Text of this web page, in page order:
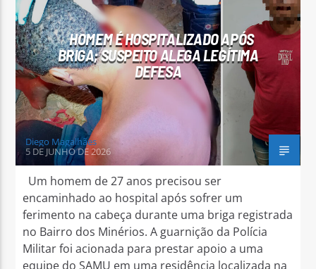
Arara Azul FM
HOMEM É HOSPITALIZADO APÓS
BRIGA; SUSPEITO ALEGA LEGÍTIMA
DEFESA
Diego Magalhães
5 DE JUNHO DE 2026
Um homem de 27 anos precisou ser
encaminhado ao hospital após sofrer um
ferimento na cabeça durante uma briga registrada
no Bairro dos Minérios. A guarnição da Polícia
Militar foi acionada para prestar apoio a uma
equipe do SAMU em uma residência localizada na